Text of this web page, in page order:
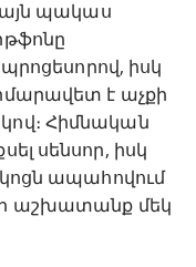
այն ​​պակաս
իսկ
է աչքի
Հիմնական
սենսոր, իսկ
ապահովում
աշխատանք մեկ